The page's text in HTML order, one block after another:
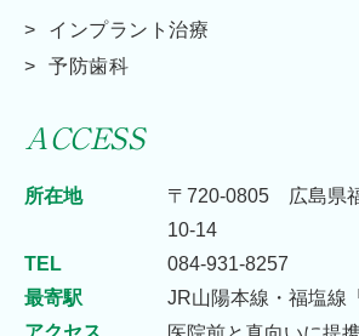
インプラント治療
予防歯科
ACCESS
所在地
〒720-0805 広島県
10-14
TEL
084-931-8257
最寄駅
JR山陽本線・福塩線